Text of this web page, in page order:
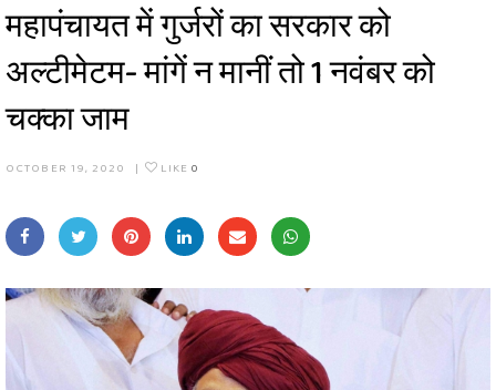
महापंचायत में गुर्जरों का सरकार को
अल्टीमेटम- मांगें न मानीं तो 1 नवंबर को
चक्का जाम
OCTOBER 19, 2020 | LIKE 0